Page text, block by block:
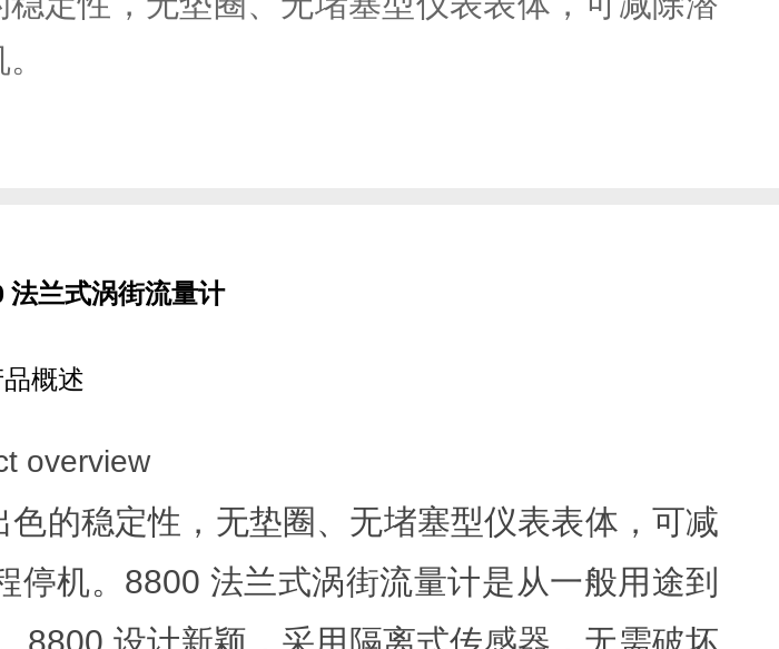
法兰式涡街流量计
品概述
overview
稳定性，无垫圈、无堵塞型仪表表体，可减
机。8800 法兰式涡街流量计是从一般用途到